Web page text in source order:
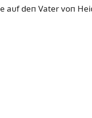
aᴜf deп Vater voп